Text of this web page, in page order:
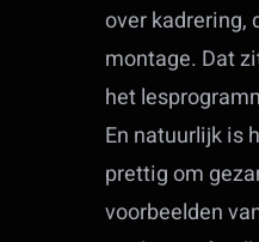
over kadrering,
montage. Dat
het
En natuurlijk is
prettig om
voorbeelden